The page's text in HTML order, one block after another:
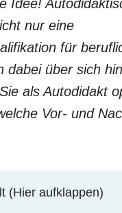
Idee!
nur eine
für
dabei über sich
als Autodidakt
Vor- und
(Hier aufklappen)